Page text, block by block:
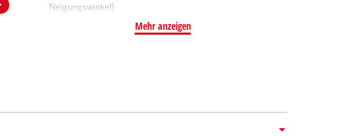
Neigungswinkel)
Mehr anzeigen